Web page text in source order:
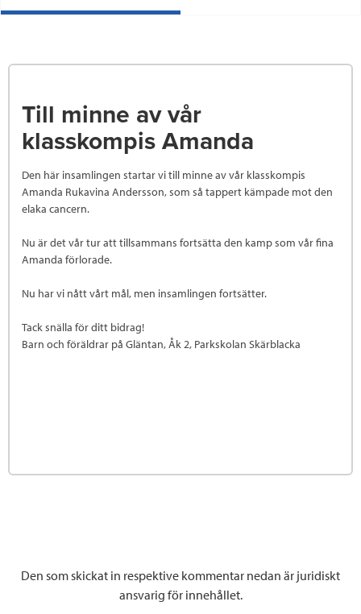
Till minne av vår
klasskompis Amanda
Den här insamlingen startar vi till minne av vår klasskompis
Amanda Rukavina Andersson, som så tappert kämpade mot den
elaka cancern.
Nu är det vår tur att tillsammans fortsätta den kamp som vår fina
Amanda förlorade.
Nu har vi nått vårt mål, men insamlingen fortsätter.
Tack snälla för ditt bidrag!
Barn och föräldrar på Gläntan, Åk 2, Parkskolan Skärblacka
Den som skickat in respektive kommentar nedan är juridiskt
ansvarig för innehållet.